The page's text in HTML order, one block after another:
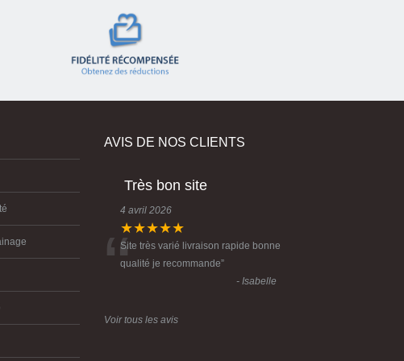
★★★★★
“Site très varié livraison rapide bonne
qualité je recommande ”